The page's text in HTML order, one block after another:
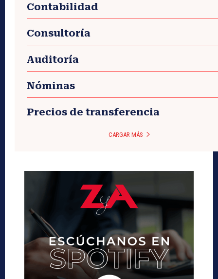
Contabilidad
Consultoría
Auditoría
Nóminas
Precios de transferencia
CARGAR MÁS